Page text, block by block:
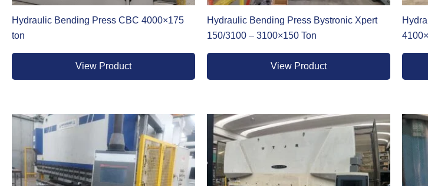
ambienti dove l’efficienza energetica è un parametro di acquisto troverà nella pressa piegatrice
Pressa Piegatrice Ballscrew
che unisce i vantaggi della tecnologia elettrica con le caratteristiche di robustezza proprie delle
versione ballscrew riduce i tempi di ciclo e migliora la ripetibilità sul pezzo. Trova impiego in
Hydraulic Bending Press CBC 4000×175
ton
View Product
Hydraulic Bending Press Bystronic Xpert
150/3100 – 3100×150 Ton
View Product